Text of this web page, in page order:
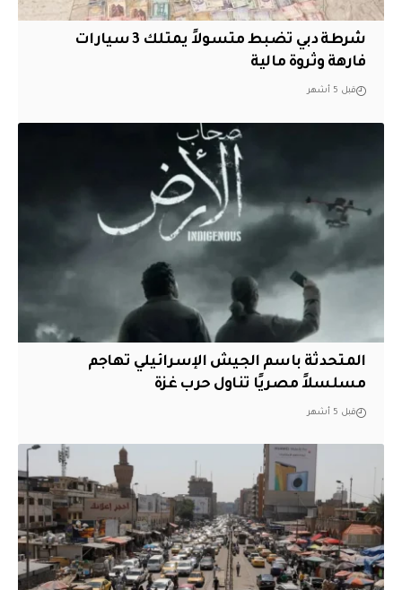
شرطة دبي تضبط متسولاً يمتلك 3 سيارات
فارهة وثروة مالية
قبل 5 أشهر
المتحدثة باسم الجيش الإسرائيلي تهاجم
مسلسلاً مصريًا تناول حرب غزة
قبل 5 أشهر